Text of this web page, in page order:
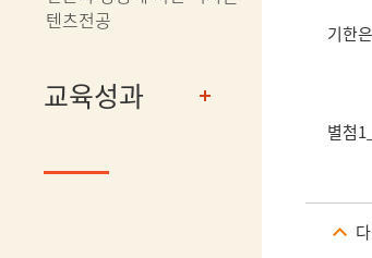
텐츠전공
교육성과
기한
별첨